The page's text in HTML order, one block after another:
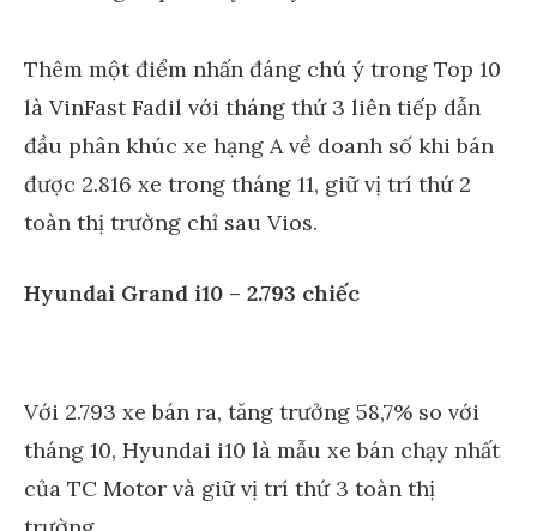
Thêm một điểm nhấn đáng chú ý trong Top 10
là VinFast Fadil với tháng thứ 3 liên tiếp dẫn
đầu phân khúc xe hạng A về doanh số khi bán
được 2.816 xe trong tháng 11, giữ vị trí thứ 2
toàn thị trường chỉ sau Vios.
Hyundai Grand i10 – 2.793 chiếc
Với 2.793 xe bán ra, tăng trưởng 58,7% so với
tháng 10, Hyundai i10 là mẫu xe bán chạy nhất
của TC Motor và giữ vị trí thứ 3 toàn thị